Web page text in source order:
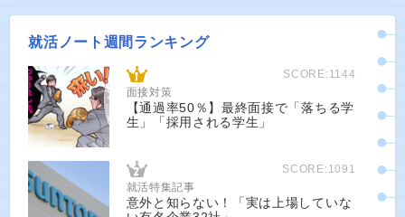
就活ノート週間ランキング
SCORE:1144
面接対策
【通過率50％】最終面接で「落ちる学
生」「採用される学生」
SCORE:1091
就活特集記事
意外と知らない！「実は上場していな